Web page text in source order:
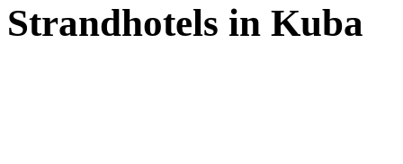
Strandhotels in Kuba